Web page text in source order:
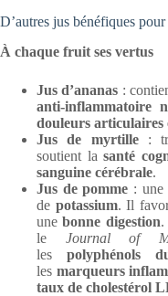
D’autres jus bénéfiques pour
À chaque fruit ses vertus
Jus d’ananas :
anti-inflammatoire
douleurs articulaires
Jus de myrtille:
soutient lasanté
sanguine cérébrale.
Jus de pomme : une
de potassium. Il
unebonne digestion.
le Journal of
les polyphénols
les marqueurs
taux de cholestérol